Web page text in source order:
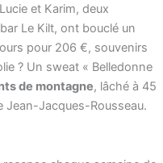
et Karim, deux
Le Kilt, ont bouclé un
pour 206 €, souvenirs
? Un sweat « Belledonne
de montagne, lâché à 45
Jean-Jacques-Rousseau.